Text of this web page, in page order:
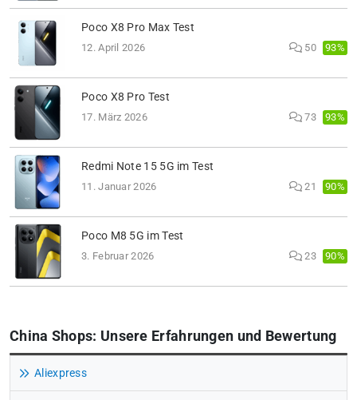
Poco X8 Pro Max Test
12. April 2026 50 93%
Poco X8 Pro Test
17. März 2026 73 93%
Redmi Note 15 5G im Test
11. Januar 2026 21 90%
Poco M8 5G im Test
3. Februar 2026 23 90%
China Shops: Unsere Erfahrungen und Bewertung
Aliexpress